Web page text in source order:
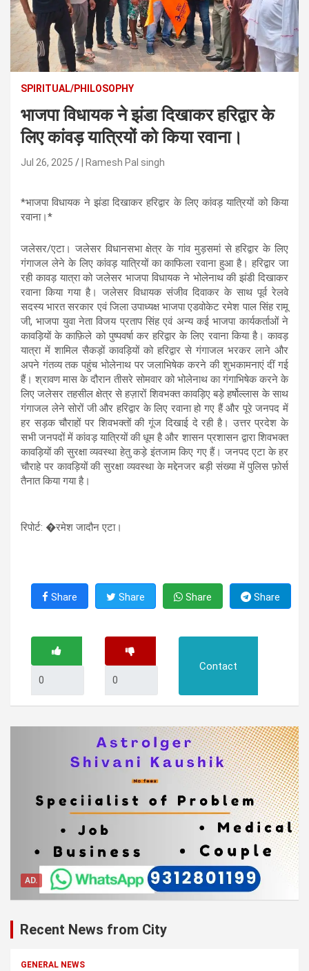
SPIRITUAL/PHILOSOPHY
भाजपा विधायक ने झंडा दिखाकर हरिद्वार के
लिए कांवड़ यात्रियों को किया रवाना।
Jul 26, 2025 | Ramesh Pal singh
*भाजपा विधायक ने झंडा दिखाकर हरिद्वार के लिए कांवड़ यात्रियों को किया
रवाना।*
जलेसर/एटा। जलेसर विधानसभा क्षेत्र के गांव मुड़समां से हरिद्वार के लिए
गंगाजल लेने के लिए कांवड़ यात्रियों का काफिला रवाना हुआ है। हरिद्वार जा
रही कावड़ यात्रा को जलेसर भाजपा विधायक ने भोलेनाथ की झंडी दिखाकर
रवाना किया गया है। जलेसर विधायक संजीव दिवाकर के साथ पूर्व रेलवे
सदस्य भारत सरकार एवं जिला उपाध्यक्ष भाजपा एडवोकेट रमेश पाल सिंह रामू
जी, भाजपा युवा नेता विजय प्रताप सिंह एवं अन्य कई भाजपा कार्यकर्ताओं ने
कावड़ियों के काफ़िले को पुष्पवर्षा कर हरिद्वार के लिए रवाना किया है। कावड़
यात्रा में शामिल सैकड़ों कावड़ियों को हरिद्वार से गंगाजल भरकर लाने और
अपने गंतव्य तक पहुंच भोलेनाथ पर जलाभिषेक करने की शुभकामनाएं दीं गई
हैं। श्रावण मास के दौरान तीसरे सोमवार को भोलेनाथ का गंगाभिषेक करने के
लिए जलेसर तहसील क्षेत्र से हज़ारों शिवभक्त कावड़िए बड़े हर्षोल्लास के साथ
गंगाजल लेने सोरों जी और हरिद्वार के लिए रवाना हो गए हैं और पूरे जनपद में
हर सड़क चौराहों पर शिवभक्तों की गूंज दिखाई दे रही है। उत्तर प्रदेश के
सभी जनपदों में कांवड़ यात्रियों की धूम है और शासन प्रशासन द्वारा शिवभक्त
कावड़ियों की सुरक्षा व्यवस्था हेतु कड़े इंतजाम किए गए हैं। जनपद एटा के हर
चौराहे पर कावड़ियों की सुरक्षा व्यवस्था के मद्देनजर बड़ी संख्या में पुलिस फ़ोर्स
तैनात किया गया है।
रिपोर्ट: �रमेश जादौन एटा।
Share Share Share Share
Contact
AD.
Recent News from City
GENERAL NEWS